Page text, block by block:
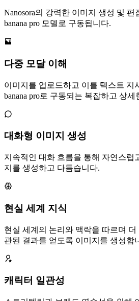
Nanosora의 강력한 이미지 생성 및 편
banana pro 모델로 구동됩니다.
다중 모달 이해
이미지를 업로드하고 이를 텍스트 지
banana pro로 구동되는 복잡하고 상
대화형 이미지 생성
지속적인 대화 흐름을 통해 자연스럽
지를 생성하고 다듬습니다.
현실 세계 지식
현실 세계의 논리와 맥락을 따르며
관된 결과를 얻도록 이미지를 생성합
캐릭터 일관성